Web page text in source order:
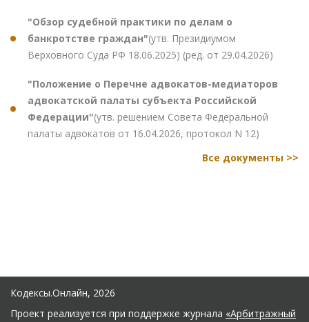
"Обзор судебной практики по делам о
банкротстве граждан"(утв. Президиумом
Верховного Суда РФ 18.06.2025) (ред. от 29.04.2026)
"Положение о Перечне адвокатов-медиаторов
адвокатской палаты субъекта Российской
Федерации"(утв. решением Совета Федеральной
палаты адвокатов от 16.04.2026, протокол N 12)
Все документы >>
Кодексы.Онлайн, 2026
Проект реализуется при поддержке журнала «Арбитражный